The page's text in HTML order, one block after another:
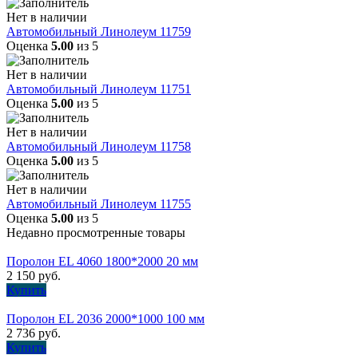
Нет в наличии
Автомобильный Линолеум 11759
Оценка 5.00 из 5
Нет в наличии
Автомобильный Линолеум 11751
Оценка 5.00 из 5
Нет в наличии
Автомобильный Линолеум 11758
Оценка 5.00 из 5
Нет в наличии
Автомобильный Линолеум 11755
Оценка 5.00 из 5
Недавно просмотренные товары
Поролон EL 4060 1800*2000 20 мм
2 150 руб.
Купить
Поролон EL 2036 2000*1000 100 мм
2 736 руб.
Купить